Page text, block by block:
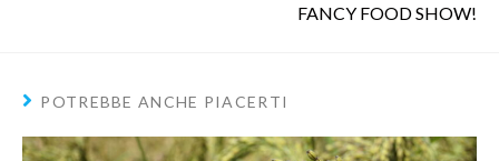
FANCY FOOD SHOW!
POTREBBE ANCHE PIACERTI